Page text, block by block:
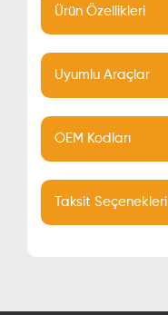
Ürün Özellikleri
Uyumlu Araçlar
OEM Kodları
Taksit Seçenekleri